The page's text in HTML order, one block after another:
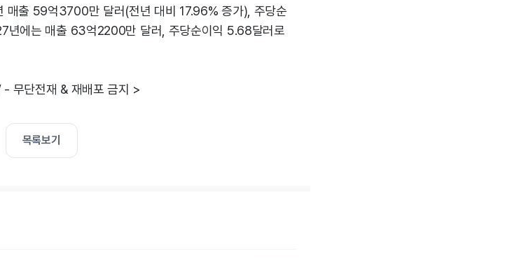
매출 59억3700만 달러(전년 대비 17.96% 증가), 주당순
년에는 매출 63억2200만 달러, 주당순이익 5.68달러로
- 무단전재 & 재배포 금지 >
목록보기